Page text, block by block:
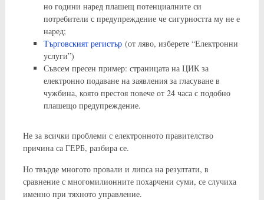
но години наред плашещ потенциалните си
потребители с предупреждение че сигурността му не е
наред;
Търговският регистър(от ляво, изберете “Електронни
услуги”)
Съвсем пресен пример: страницата на ЦИК за
електронно подаване на заявления за гласуване в
чужбина, която престоя повече от 24 часа с подобно
плашещо предупреждение.
Не за всички проблеми с електронното правителство
причина са ГЕРБ, разбира се.
Но твърде многото провали и липса на резултати, в
сравнение с многомилионните похарчени суми, се случиха
именно при тяхното управление.